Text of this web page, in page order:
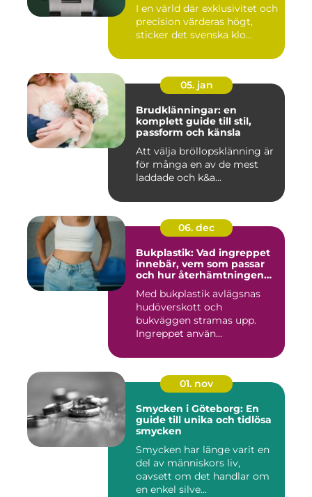
I en värld där exklusivitet och
precision värderas högt,
sticker det svenska klo...
05. jan
Brudklänningar: en
komplett guide till stil,
passform och känsla
Att välja bröllopsklänning är
för många en av de mest
laddade och k&a...
06. dec
Bukplastik: Vad ingreppet
innebär, vem som passar
och hur återhämtningen
Med bukplastik avlägsnas
hudöverskott och
bukväggen stramas upp.
Ingreppet använ...
01. nov
Smycken i Göteborg: En
guide till unika och tidlösa
smycken
Smycken har länge varit en
del av människors liv,
oavsett om det handlar om
en enkel silve...